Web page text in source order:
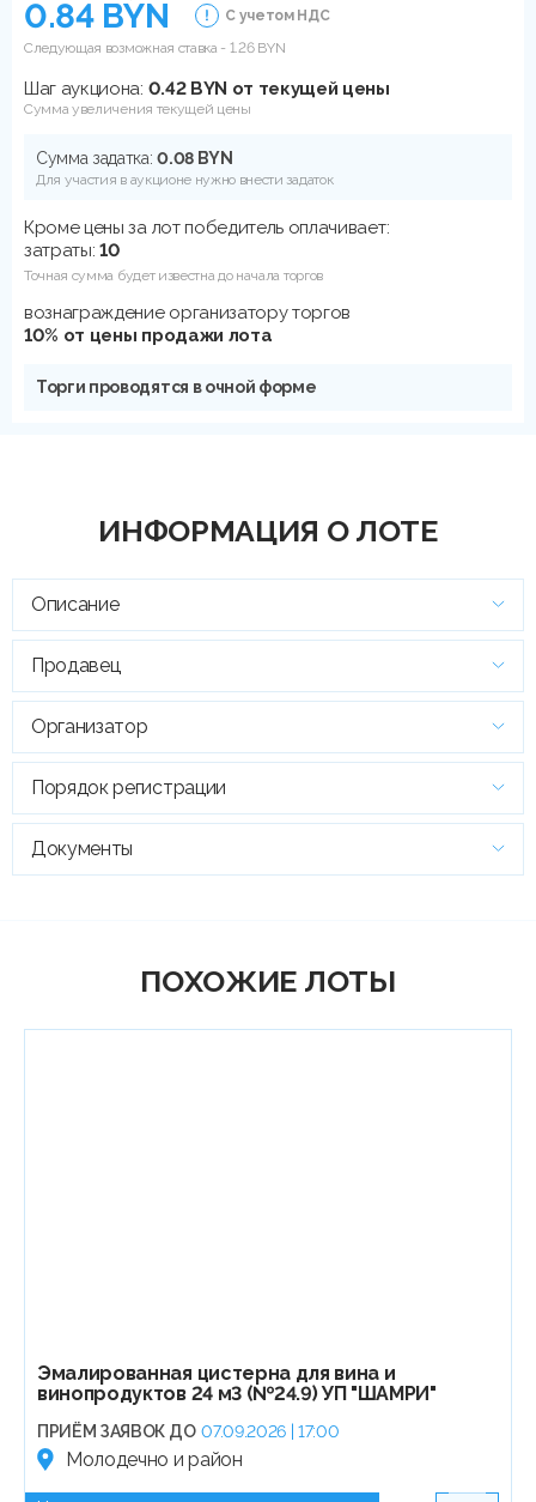
0.84 BYN
С учетом НДС
Следующая возможная ставка - 1.26BYN
Шаг аукциона: 0.42 BYN от текущей цены
Сумма увеличения текущей цены
Сумма задатка:0.08 BYN
Для участия в аукционе нужно внести задаток
Кроме цены за лот победитель оплачивает:
затраты: 10
Точная сумма будет известна до начала торгов
вознаграждение организатору торгов
10% от цены продажи лота
Торги проводятся в очной форме
ИНФОРМАЦИЯ О ЛОТЕ
Описание
Продавец
Организатор
Порядок регистрации
Документы
ПОХОЖИЕ ЛОТЫ
Эмалированная цистерна для вина и
винопродуктов 24 м3 (№24.9) УП "ШАМРИ"
ПРИЁМ ЗАЯВОК ДО 07.09.2026 | 17:00
Молодечно и район